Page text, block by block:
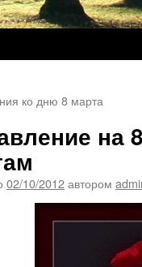
ко дню 8 марта
на
02/10/2012автором